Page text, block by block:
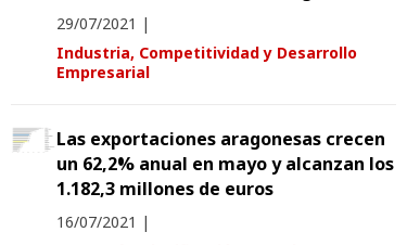
29/07/2021 |
Industria, Competitividad y Desarrollo
Empresarial
Las exportaciones aragonesas crecen
un 62,2% anual en mayo y alcanzan los
1.182,3 millones de euros
16/07/2021 |